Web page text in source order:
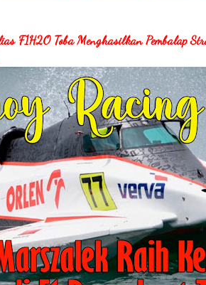
F1H2O Toba Menghasilkan Pembalap